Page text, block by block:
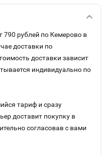
790 рублей по Кемерово в
доставки по
доставки зависит
индивидуально по
тариф и сразу
доставит покупку в
согласовав с вами